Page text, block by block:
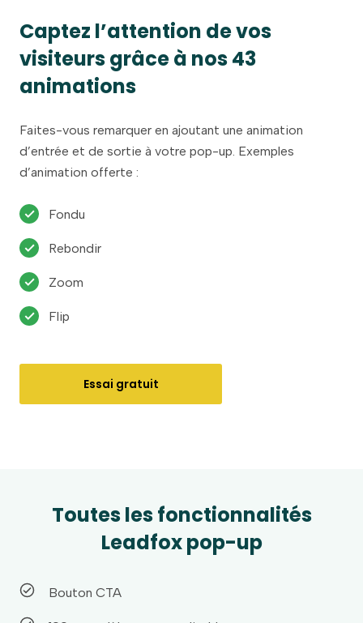
Captez l’attention de vos
visiteurs grâce à nos 43
animations
Faites-vous remarquer en ajoutant une animation
d’entrée et de sortie à votre pop-up. Exemples
d’animation offerte :
Fondu
Rebondir
Zoom
Flip
Essai gratuit
Toutes les fonctionnalités
Leadfox pop-up
Bouton CTA